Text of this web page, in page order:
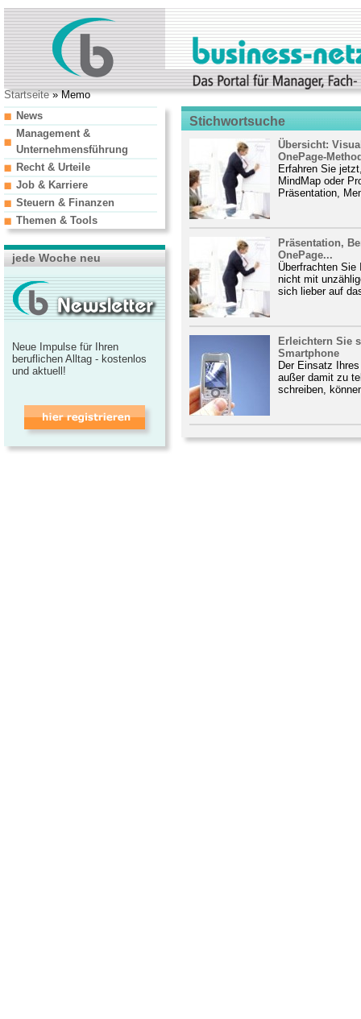
Startseite» Memo
Stichwortsuche
Übersicht:
OnePage-
Erfahren Sie
MindMap oder
Präsentation,
Präsentation,
OnePage...
Überfrachten Sie
nicht mit
sich lieber auf
Erleichtern Sie
Smartphone
Der Einsatz
außer damit zu
schreiben,
News
Management &
Unternehmensführung
Recht & Urteile
Job & Karriere
Steuern & Finanzen
Themen & Tools
jede Woche neu
Neue Impulse für Ihren
beruflichen Alltag - kostenlos
und aktuell!